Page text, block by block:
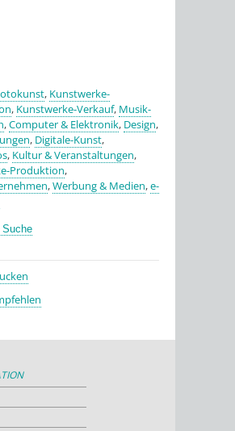
, Kunstwerke-
, Kunstwerke-Verkauf, Musik-
,Computer & Elektronik, Design,
, Digitale-Kunst,
, Kultur & Veranstaltungen,
Produktion,
,Werbung & Medien,e-